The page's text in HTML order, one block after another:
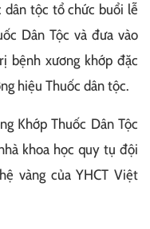
dân tộc tổ chức buổi lễ
Dân Tộc và đưa vào
bệnh xương khớp đặc
hiệu Thuốc dân tộc.
Khớp Thuốc Dân Tộc
khoa học quy tụ đội
vàng của YHCT Việt